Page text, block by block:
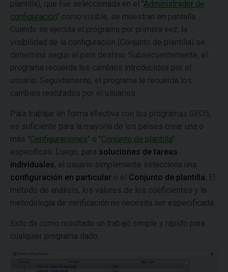
plantilla), que fue seleccionada en el "Administrador de
configuración" como visible, se muestran en pantalla.
Cuando se ejecuta el programa por primera vez, la
visibilidad de la configuración (Conjunto de plantilla) se
determina según el país destino. Subsecuentemente, el
programa recuerda los cambios introducidos por el
usuario. Seguidamente, el programa le recuerda los
cambios realizados por el usuarios.
Para trabajar en forma efectiva con los programas GEO5,
es suficiente para la mayoría de los países crear una o
más "Configuraciones" o "Conjunto de plantilla"
específicas. Luego, para soluciones de tareas
individuales, el usuario simplemente selecciona una
configuración en particular o el Conjunto de plantilla . El
método de análisis, los valores de los coeficientes y la
metodología de verificación no necesita ser especificada.
Esto da como resultado un trabajo simple y rápido para
cualquier programa dado.